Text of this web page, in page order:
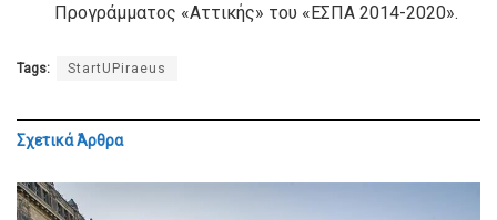
Προγράμματος «Αττικής» του «ΕΣΠΑ 2014-2020».
Tags: StartUPiraeus
ΣχετικάΆρθρα